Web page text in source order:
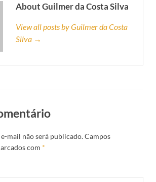
About Guilmer da Costa Silva
View all posts by Guilmer da Costa
Silva →
mail não será publicado.Campos
com *